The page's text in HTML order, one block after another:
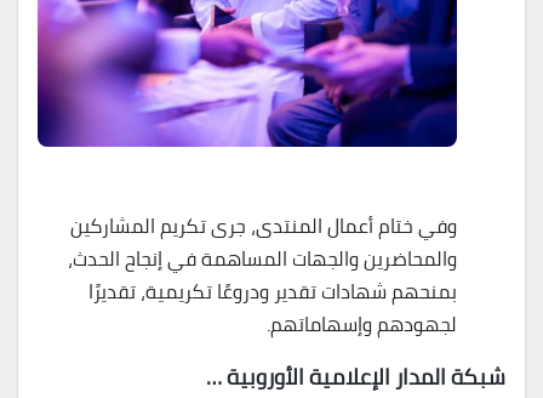
وفي ختام أعمال المنتدى، جرى تكريم المشاركين
والمحاضرين والجهات المساهمة في إنجاح الحدث،
بمنحهم شهادات تقدير ودروعًا تكريمية، تقديرًا
لجهودهم وإسهاماتهم.
شبكة المدار الإعلامية الأوروبية …